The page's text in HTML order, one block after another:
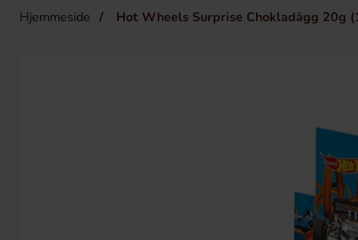
Hjemmeside Hot Wheels Surprise Chokladägg 20g